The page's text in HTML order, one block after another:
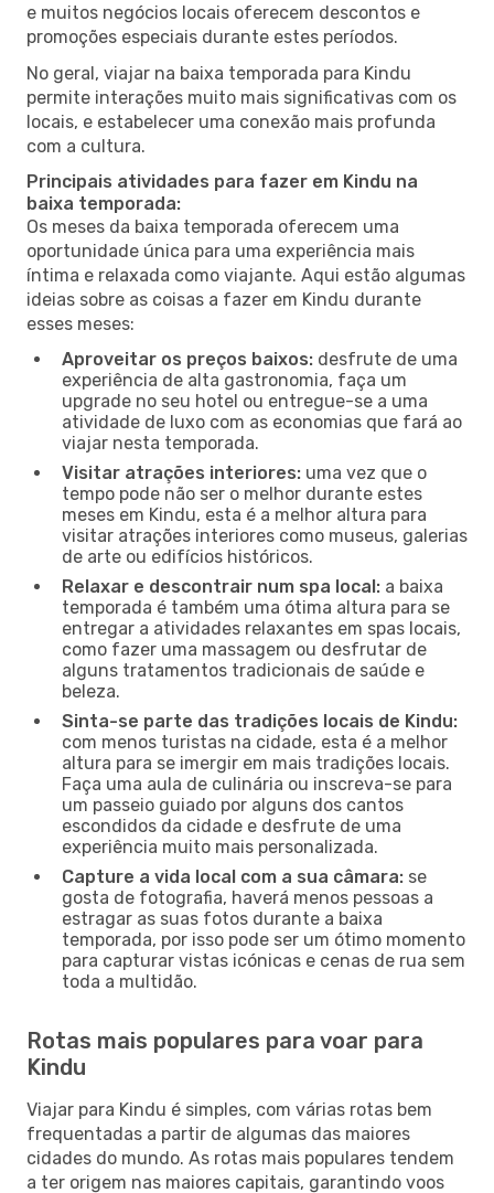
e muitos negócios locais oferecem descontos e
promoções especiais durante estes períodos.
No geral, viajar na baixa temporada para Kindu
permite interações muito mais significativas com os
locais, e estabelecer uma conexão mais profunda
com a cultura.
Principais atividades para fazer em Kindu na
baixa temporada:
Os meses da baixa temporada oferecem uma
oportunidade única para uma experiência mais
íntima e relaxada como viajante. Aqui estão algumas
ideias sobre as coisas a fazer em Kindu durante
esses meses:
Aproveitar os preços baixos: desfrute de uma
experiência de alta gastronomia, faça um
upgrade no seu hotel ou entregue-se a uma
atividade de luxo com as economias que fará ao
viajar nesta temporada.
Visitar atrações interiores: uma vez que o
tempo pode não ser o melhor durante estes
meses em Kindu, esta é a melhor altura para
visitar atrações interiores como museus, galerias
de arte ou edifícios históricos.
Relaxar e descontrair num spa local: a baixa
temporada é também uma ótima altura para se
entregar a atividades relaxantes em spas locais,
como fazer uma massagem ou desfrutar de
alguns tratamentos tradicionais de saúde e
beleza.
Sinta-se parte das tradições locais de Kindu:
com menos turistas na cidade, esta é a melhor
altura para se imergir em mais tradições locais.
Faça uma aula de culinária ou inscreva-se para
um passeio guiado por alguns dos cantos
escondidos da cidade e desfrute de uma
experiência muito mais personalizada.
Capture a vida local com a sua câmara: se
gosta de fotografia, haverá menos pessoas a
estragar as suas fotos durante a baixa
temporada, por isso pode ser um ótimo momento
para capturar vistas icónicas e cenas de rua sem
toda a multidão.
Rotas mais populares para voar para
Kindu
Viajar para Kindu é simples, com várias rotas bem
frequentadas a partir de algumas das maiores
cidades do mundo. As rotas mais populares tendem
a ter origem nas maiores capitais, garantindo voos